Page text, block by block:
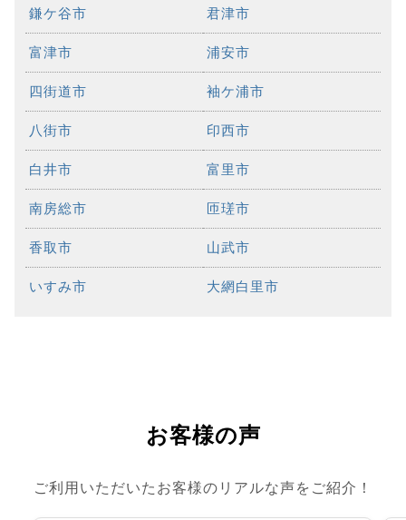
鎌ケ谷市 君津市
富津市 浦安市
四街道市 袖ケ浦市
八街市 印西市
白井市 富里市
南房総市 匝瑳市
香取市 山武市
いすみ市 大網白里市
お客様の声
ご利用いただいたお客様のリアルな声をご紹介！